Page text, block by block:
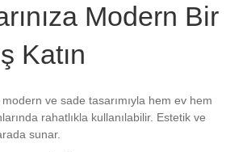
Modern Bir
Katın
modern ve sade tasarımıyla hem ev hem
rahatlıkla kullanılabilir. Estetik ve
sunar.